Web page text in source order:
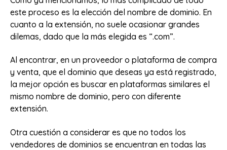
este proceso es la elección del nombre de dominio. En
cuanto a la extensión, no suele ocasionar grandes
dilemas, dado que la más elegida es “.com”.
Al encontrar, en un proveedor o plataforma de compra
y venta, que el dominio que deseas ya está registrado,
la mejor opción es buscar en plataformas similares el
mismo nombre de dominio, pero con diferente
extensión.
Otra cuestión a considerar es que no todos los
vendedores de dominios se encuentran en todas las